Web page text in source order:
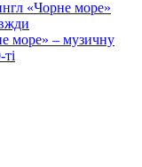
«Чорне море»
море» – музичну